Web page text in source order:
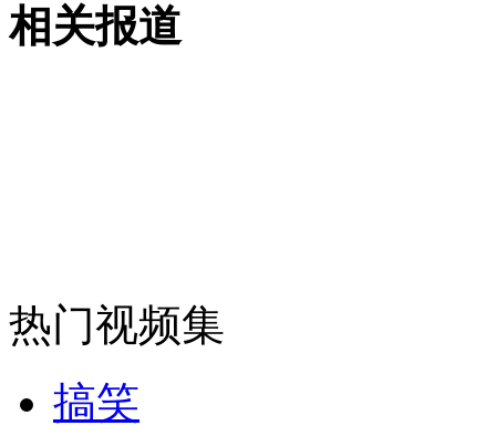
外交部：有关国家言论片面不公正
安徽一实载49人客车翻车
相关报道
热门视频集
搞笑